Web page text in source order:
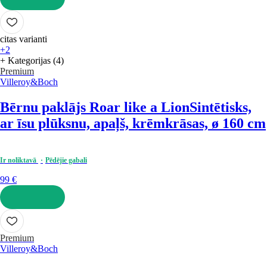
LIKT GROZĀ
citas varianti
+2
+ Kategorijas (4)
Premium
Villeroy&Boch
Bērnu paklājs Roar like a LionSintētisks,
ar īsu plūksnu, apaļš, krēmkrāsas, ø 160 cm
Ir noliktavā Pēdējie gabali
99 €
LIKT GROZĀ
Premium
Villeroy&Boch